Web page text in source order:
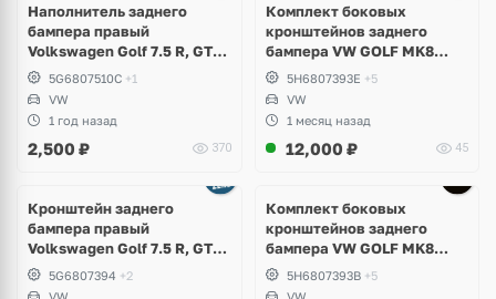
Наполнитель заднего
бампера правый
Volkswagen Golf 7.5 R, GTI,
GTD5G6807510C +1
VW
1 год назад
2,500 ₽ 370
Комплект боковых
кронштейнов заднего
бампера VW GOLF MK8
5H6807394E; 5H6807393E
5H6807393E +5
VW
1 месяц назад
12,000 ₽ 45
Кронштейн заднего
бампера правый
Volkswagen Golf 7.5 R, GTI,
GTD, e-Golf
5G6807394 +2
VW
Комплект боковых
кронштейнов заднего
бампера VW GOLF MK8
5H6807393B; 5H6807394B
5H6807393B +5
VW